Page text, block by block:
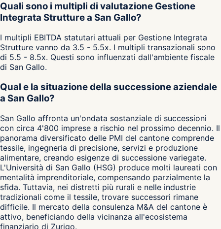
Quali sono i multipli di valutazione Gestione
Integrata Strutture a San Gallo?
I multipli EBITDA statutari attuali per Gestione Integrata
Strutture vanno da 3.5 - 5.5x. I multipli transazionali sono
di 5.5 - 8.5x. Questi sono influenzati dall'ambiente fiscale
di San Gallo.
Qual e la situazione della successione aziendale
a San Gallo?
San Gallo affronta un'ondata sostanziale di successioni
con circa 4'800 imprese a rischio nel prossimo decennio. Il
panorama diversificato delle PMI del cantone comprende
tessile, ingegneria di precisione, servizi e produzione
alimentare, creando esigenze di successione variegate.
L'Università di San Gallo (HSG) produce molti laureati con
mentalità imprenditoriale, compensando parzialmente la
sfida. Tuttavia, nei distretti più rurali e nelle industrie
tradizionali come il tessile, trovare successori rimane
difficile. Il mercato della consulenza M&A del cantone è
attivo, beneficiando della vicinanza all'ecosistema
finanziario di Zurigo.